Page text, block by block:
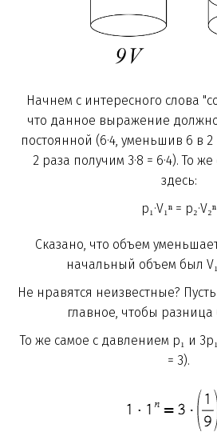
Начнем с интересного слова
что данное выражение должно
постоянной (6·4, уменьшив 6 в
2 раза получим 3·8 = 6·4). То
здесь:
p₁·V₁ⁿ = p₂·V₂ⁿ
Сказано, что объем
начальный объем был
Не нравятся неизвестные? Пусть
главное, чтобы разница
То же самое с давлением p₁ и
= 3).